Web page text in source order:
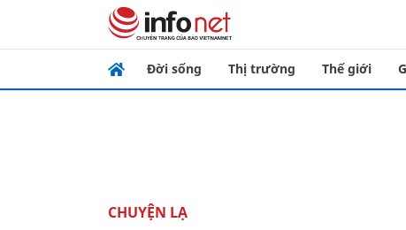
Đời sống Thị trường Thế giới
CHUYỆN LẠ